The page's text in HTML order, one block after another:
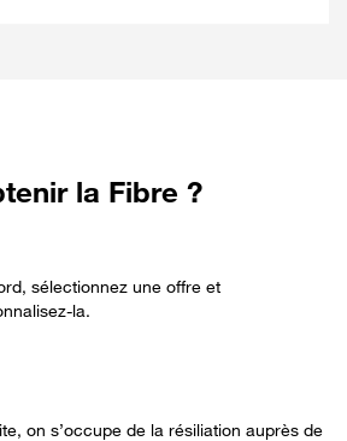
la Fibre ?
sélectionnez une offre et
la.
on s’occupe de la résiliation auprès de